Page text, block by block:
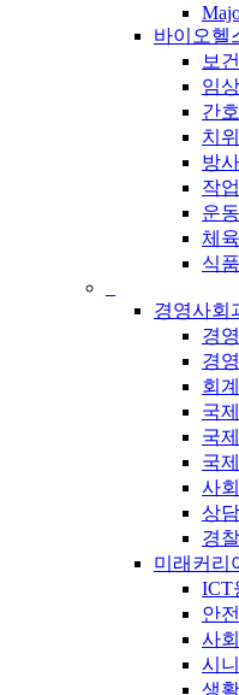
바이오헬
보
임
간
치
방
작
운
체
식
경영사회
경
경
회
국
국
국
사
상
경
미래커리
ICT
안
사
시
생